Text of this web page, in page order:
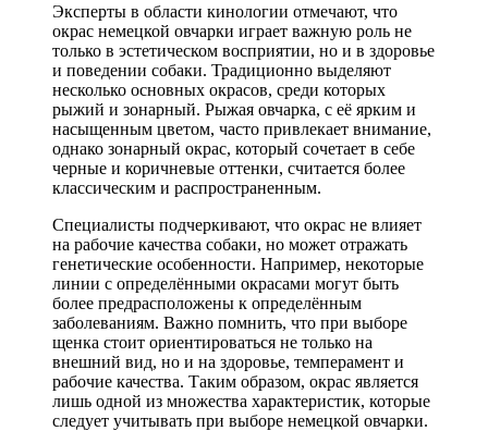
Эксперты в области кинологии отмечают, что
окрас немецкой овчарки играет важную роль не
только в эстетическом восприятии, но и в здоровье
и поведении собаки. Традиционно выделяют
несколько основных окрасов, среди которых
рыжий и зонарный. Рыжая овчарка, с её ярким и
насыщенным цветом, часто привлекает внимание,
однако зонарный окрас, который сочетает в себе
черные и коричневые оттенки, считается более
классическим и распространенным.
Специалисты подчеркивают, что окрас не влияет
на рабочие качества собаки, но может отражать
генетические особенности. Например, некоторые
линии с определёнными окрасами могут быть
более предрасположены к определённым
заболеваниям. Важно помнить, что при выборе
щенка стоит ориентироваться не только на
внешний вид, но и на здоровье, темперамент и
рабочие качества. Таким образом, окрас является
лишь одной из множества характеристик, которые
следует учитывать при выборе немецкой овчарки.